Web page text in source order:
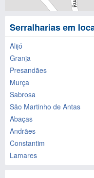
Serralharias em
Alijó
Granja
Presandães
Murça
Sabrosa
São Martinho de Antas
Abaças
Andrães
Constantim
Lamares